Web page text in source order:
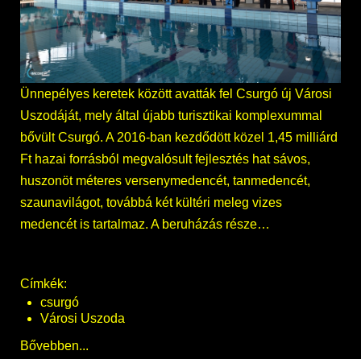
Ünnepélyes keretek között avatták fel Csurgó új Városi
Uszodáját, mely által újabb turisztikai komplexummal
bővült Csurgó. A 2016-ban kezdődött közel 1,45 milliárd
Ft hazai forrásból megvalósult fejlesztés hat sávos,
huszonöt méteres versenymedencét, tanmedencét,
szaunavilágot, továbbá két kültéri meleg vizes
medencét is tartalmaz. A beruházás része…
Címkék:
csurgó
Városi Uszoda
Bővebben...